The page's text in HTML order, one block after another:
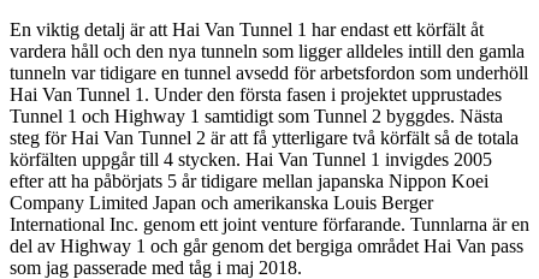
En viktig detalj är att Hai Van Tunnel 1 har endast ett körfält åt
vardera håll och den nya tunneln som ligger alldeles intill den gamla
tunneln var tidigare en tunnel avsedd för arbetsfordon som underhöll
Hai Van Tunnel 1. Under den första fasen i projektet upprustades
Tunnel 1 och Highway 1 samtidigt som Tunnel 2 byggdes. Nästa
steg för Hai Van Tunnel 2 är att få ytterligare två körfält så de totala
körfälten uppgår till 4 stycken. Hai Van Tunnel 1 invigdes 2005
efter att ha påbörjats 5 år tidigare mellan japanska Nippon Koei
Company Limited Japan och amerikanska Louis Berger
International Inc. genom ett joint venture förfarande. Tunnlarna är en
del av Highway 1 och går genom det bergiga området Hai Van pass
som jag passerade med tåg i maj 2018.